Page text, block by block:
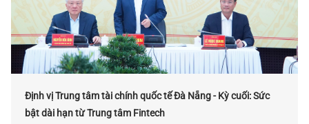
Định vị Trung tâm tài chính quốc tế Đà Nẵng - Kỳ cuối: Sức
bật dài hạn từ Trung tâm Fintech